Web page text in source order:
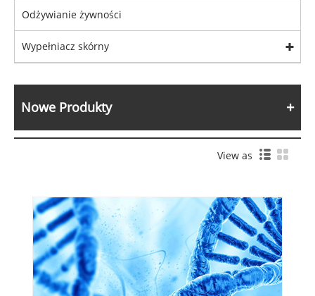
Odżywianie żywności
Wypełniacz skórny
Nowe Produkty
View as